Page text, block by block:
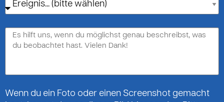
Wenn du ein Foto oder einen Screenshot gemacht